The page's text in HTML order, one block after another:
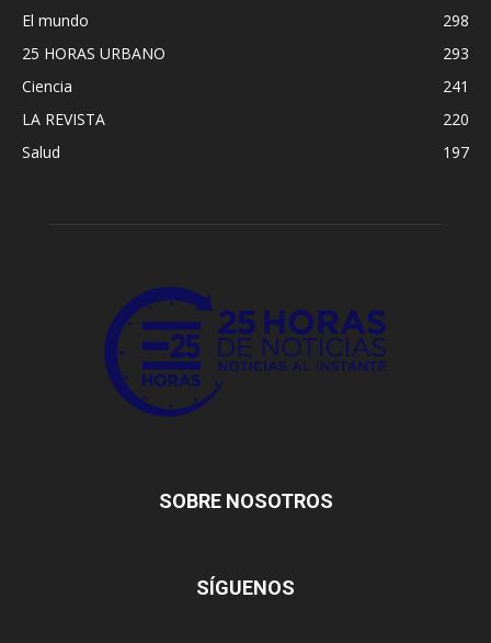
El mundo
298
25 HORAS URBANO
293
Ciencia
241
LA REVISTA
220
Salud
197
SOBRE NOSOTROS
SÍGUENOS